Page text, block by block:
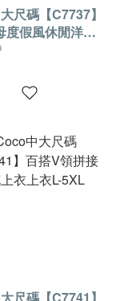
尺碼【C7737】
度假風休閒洋裝